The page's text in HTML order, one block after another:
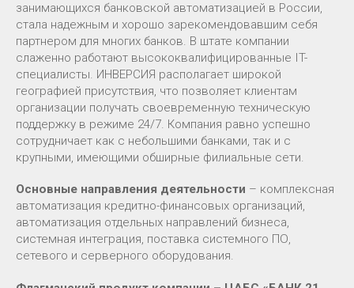
занимающихся банковской автоматизацией в России,
стала надежным и хорошо зарекомендовавшим себя
партнером для многих банков. В штате компании
слаженно работают высококвалифицированные IT-
специалисты. ИНВЕРСИЯ располагает широкой
географией присутствия, что позволяет клиентам
организации получать своевременную техническую
поддержку в режиме 24/7. Компания равно успешно
сотрудничает как с небольшими банками, так и с
крупными, имеющими обширные филиальные сети.
Основные направления деятельности – комплексная
автоматизация кредитно-финансовых организаций,
автоматизация отдельных направлений бизнеса,
системная интеграция, поставка системного ПО,
сетевого и серверного оборудования.